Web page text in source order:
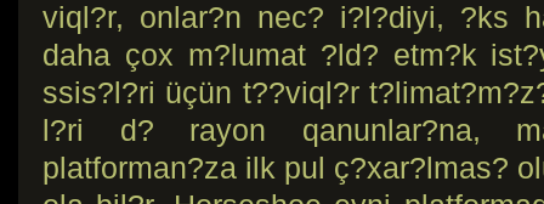
viql?r, onlar?n nec? i?l?diyi, ?ks
daha çox m?lumat ?ld? etm?k
ssis?l?ri üçün t??viql?r
l?ri d? rayon qanunlar?na,
platforman?za ilk pul ç?xar?lmas?